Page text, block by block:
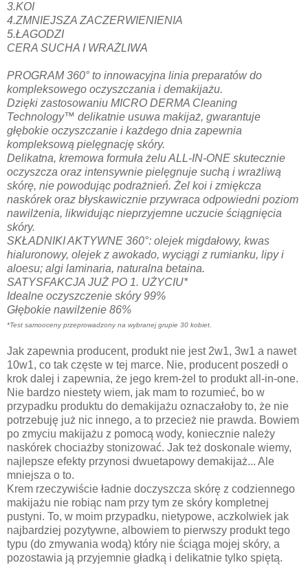
3.KOI
4.ZMNIEJSZA ZACZERWIENIENIA
5.ŁAGODZI
CERA SUCHA I WRAŻLIWA
PROGRAM 360° to innowacyjna linia preparatów do
kompleksowego oczyszczania i demakijażu.
Dzięki zastosowaniu MICRO DERMA Cleaning
Technology™ delikatnie usuwa makijaż, gwarantuje
głębokie oczyszczanie i każdego dnia zapewnia
kompleksową pielęgnację skóry.
Delikatna, kremowa formuła żelu ALL-IN-ONE skutecznie
oczyszcza oraz intensywnie pielęgnuje suchą i wrażliwą
skórę, nie powodując podrażnień. Żel koi i zmiękcza
naskórek oraz błyskawicznie przywraca odpowiedni poziom
nawilżenia, likwidując nieprzyjemne uczucie ściągnięcia
skóry.
SKŁADNIKI AKTYWNE 360°: olejek migdałowy, kwas
hialuronowy, olejek z awokado, wyciągi z rumianku, lipy i
aloesu; algi laminaria, naturalna betaina.
SATYSFAKCJA JUŻ PO 1. UŻYCIU*
Idealne oczyszczenie skóry 99%
Głębokie nawilżenie 86%
*Test samooceny przeprowadzony na wybranej grupie 30 kobiet.
Jak zapewnia producent, produkt nie jest 2w1, 3w1 a nawet
10w1, co tak częste w tej marce. Nie, producent poszedł o
krok dalej i zapewnia, że jego krem-żel to produkt all-in-one.
Nie bardzo niestety wiem, jak mam to rozumieć, bo w
przypadku produktu do demakijażu oznaczałoby to, że nie
potrzebuję już nic innego, a to przecież nie prawda. Bowiem
po zmyciu makijażu z pomocą wody, koniecznie należy
naskórek chociażby stonizować. Jak też doskonale wiemy,
najlepsze efekty przynosi dwuetapowy demakijaż... Ale
mniejsza o to.
Krem rzeczywiście ładnie doczyszcza skórę z codziennego
makijażu nie robiąc nam przy tym ze skóry kompletnej
pustyni. To, w moim przypadku, nietypowe, aczkolwiek jak
najbardziej pozytywne, albowiem to pierwszy produkt tego
typu (do zmywania wodą) który nie ściąga mojej skóry, a
pozostawia ją przyjemnie gładką i delikatnie tylko spiętą.